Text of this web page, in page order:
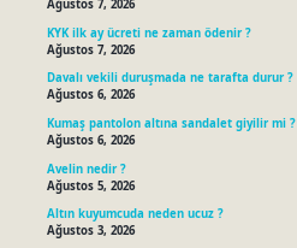
Ağustos 7, 2026
KYK ilk ay ücreti ne zaman ödenir ?
Ağustos 7, 2026
Davalı vekili duruşmada ne tarafta durur ?
Ağustos 6, 2026
Kumaş pantolon altına sandalet giyilir mi ?
Ağustos 6, 2026
Avelin nedir ?
Ağustos 5, 2026
Altın kuyumcuda neden ucuz ?
Ağustos 3, 2026